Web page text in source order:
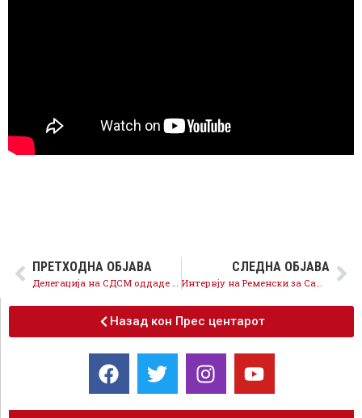
ПРЕТХОДНА ОБЈАВА
Делегација на СДСМ оддаде почит на загинатите во катастрофалниот земјотрес во Скопје
СЛЕДНА ОБЈАВА
Интервју на Ременски за Само вистина на Канал 5 ТВ
Назад кон Прес центарот